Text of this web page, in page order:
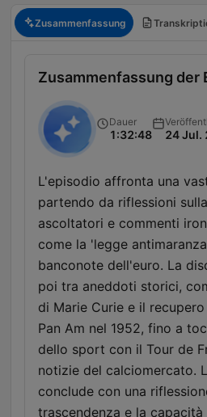
Zusammenfassung
Zusammenfassung der
Dauer
1:32:48 24 Jul.
L'episodio affronta una
partendo da riflessioni
ascoltatori e commenti
come la 'legge
banconote dell'euro. La
poi tra aneddoti storici,
di Marie Curie e il
Pan Am nel 1952, fino a
dello sport con il Tour de
notizie del calciomercato.
conclude con una
trascendenza e la